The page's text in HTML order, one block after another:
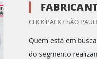
CLICK PACK / SÃO
Quem está em
do segmento